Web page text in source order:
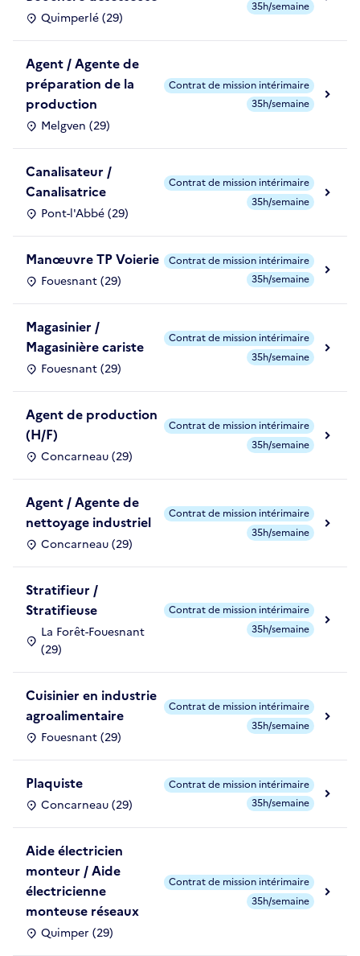
Quimperlé (29)
35h/semaine
Agent / Agente de
préparation de la
production
Melgven (29)
Contrat de mission intérimaire
35h/semaine
Canalisateur /
Canalisatrice
Pont-l'Abbé (29)
Contrat de mission intérimaire
35h/semaine
Manœuvre TP Voierie
Fouesnant (29)
Contrat de mission intérimaire
35h/semaine
Magasinier /
Magasinière cariste
Fouesnant (29)
Contrat de mission intérimaire
35h/semaine
Agent de production
(H/F)
Concarneau (29)
Contrat de mission intérimaire
35h/semaine
Agent / Agente de
nettoyage industriel
Concarneau (29)
Contrat de mission intérimaire
35h/semaine
Stratifieur /
Stratifieuse
La Forêt-Fouesnant
(29)
Contrat de mission intérimaire
35h/semaine
Cuisinier en industrie
agroalimentaire
Fouesnant (29)
Contrat de mission intérimaire
35h/semaine
Plaquiste
Concarneau (29)
Contrat de mission intérimaire
35h/semaine
Aide électricien
monteur / Aide
électricienne
monteuse réseaux
Quimper (29)
Contrat de mission intérimaire
35h/semaine